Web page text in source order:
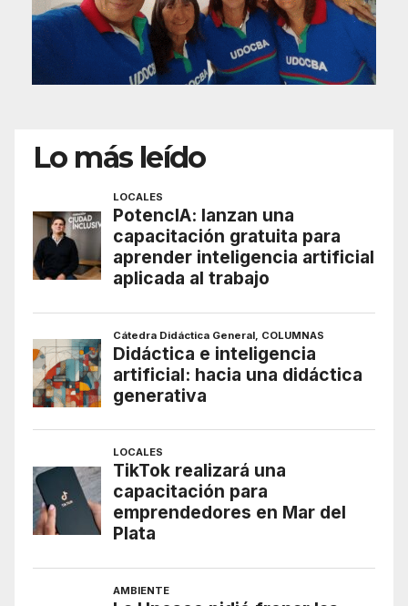
Lo más leído